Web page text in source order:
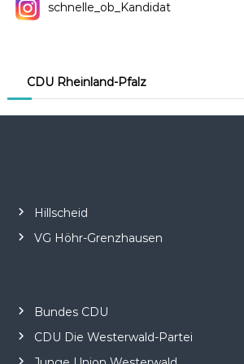
o
schnelle_ob_Kandidat
CDU Rheinland-Pfalz
Hillscheid
VG Höhr-Grenzhausen
Bundes CDU
CDU Die Westerwald-Partei